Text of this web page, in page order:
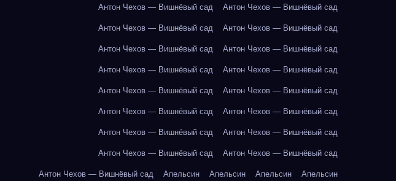
Антон Чехов — Вишнёвый сад Антон Чехов — Вишнёвый сад
Антон Чехов — Вишнёвый сад Антон Чехов — Вишнёвый сад
Антон Чехов — Вишнёвый сад Антон Чехов — Вишнёвый сад
Антон Чехов — Вишнёвый сад Антон Чехов — Вишнёвый сад
Антон Чехов — Вишнёвый сад Антон Чехов — Вишнёвый сад
Антон Чехов — Вишнёвый сад Антон Чехов — Вишнёвый сад
Антон Чехов — Вишнёвый сад Антон Чехов — Вишнёвый сад
Антон Чехов — Вишнёвый сад Антон Чехов — Вишнёвый сад
Антон Чехов — Вишнёвый сад Апельсин Апельсин Апельсин Апельсин